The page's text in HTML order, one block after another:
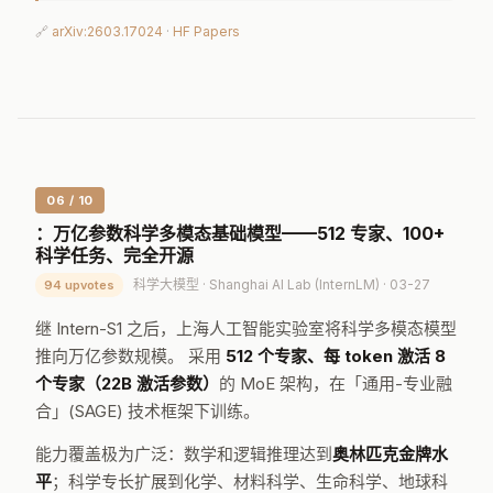
🔗 arXiv:2603.17024 · HF Papers
06 / 10
：万亿参数科学多模态基础模型——512 专家、100+
科学任务、完全开源
94 upvotes 科学大模型 · Shanghai AI Lab (InternLM) · 03-27
继 Intern-S1 之后，上海人工智能实验室将科学多模态模型
推向万亿参数规模。 采用 512 个专家、每 token 激活 8
个专家（22B 激活参数） 的 MoE 架构，在「通用-专业融
合」(SAGE) 技术框架下训练。
能力覆盖极为广泛：数学和逻辑推理达到奥林匹克金牌水
平；科学专长扩展到化学、材料科学、生命科学、地球科